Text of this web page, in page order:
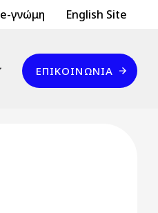
e-γνώμη Header Top
English Site
Επικοινωνία
ΕΠΙΚΟΙΝΩΝΊΑ